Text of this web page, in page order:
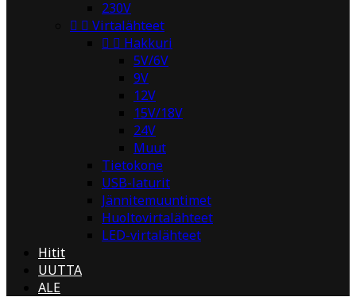
230V
  Virtalähteet
  Hakkuri
5V/6V
9V
12V
15V/18V
24V
Muut
Tietokone
USB-laturit
Jännitemuuntimet
Huoltovirtalähteet
LED-virtalähteet
Hitit
UUTTA
ALE